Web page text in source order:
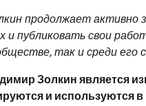
продолжает активно
и публиковать свои
так и среди его
Золкин является
и используются